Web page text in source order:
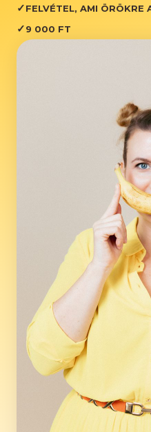
✓FELVÉTEL, AMI ÖRÖKRE
✓9 000 FT